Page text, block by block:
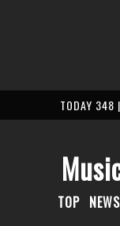
TODAY 348
TOP NEWS